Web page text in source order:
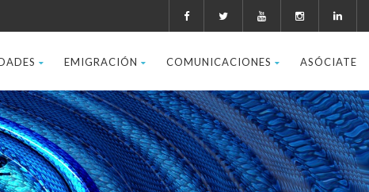
EMIGRACIÓN COMUNICACIONES ASÓCIATE